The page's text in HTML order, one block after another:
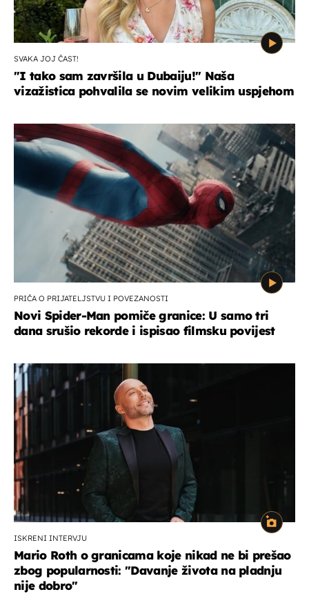
SVAKA JOJ ČAST!
"I tako sam završila u Dubaiju!" Naša
vizažistica pohvalila se novim velikim uspjehom
PRIČA O PRIJATELJSTVU I POVEZANOSTI
Novi Spider-Man pomiče granice: U samo tri
dana srušio rekorde i ispisao filmsku povijest
ISKRENI INTERVJU
Mario Roth o granicama koje nikad ne bi prešao
zbog popularnosti: "Davanje života na pladnju
nije dobro"